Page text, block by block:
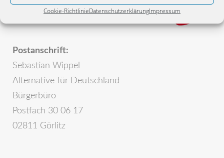
Cookie-RichtlinieDatenschutzerklärungImpressum
Postanschrift:
Sebastian Wippel
Alternative für Deutschland
Bürgerbüro
Postfach 30 06 17
02811 Görlitz